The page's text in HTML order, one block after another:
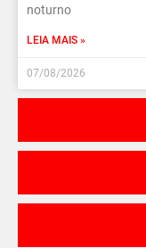
noturno
LEIA MAIS »
07/08/2026